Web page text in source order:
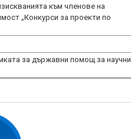
към членове на
„Конкурси за проекти по
за държавни помощ за научни